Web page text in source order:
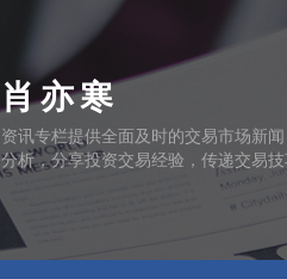
肖亦寒
资讯专栏提供全面及时的交易市场新
分析，分享投资交易经验，传递交易技